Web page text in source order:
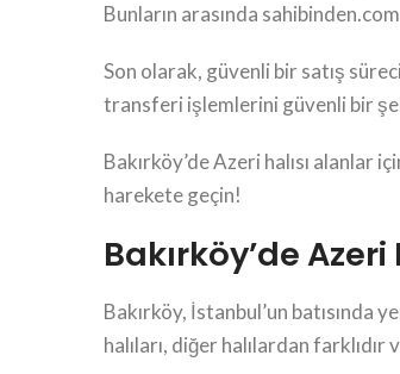
Bunların arasında
Son olarak, güvenli bir satış
transferi işlemlerini güvenli bir
Bakırköy’de Azeri halısı alanlar
harekete geçin!
Bakırköy’de
Bakırköy, İstanbul’un batısında
halıları, diğer halılardan